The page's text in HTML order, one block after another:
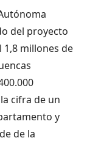
del proyecto
millones de
cifra de un
y
de la